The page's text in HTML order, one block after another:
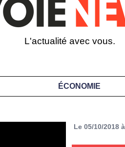
L'actualité avec vous.
ÉCONOMIE
Le 05/10/2018